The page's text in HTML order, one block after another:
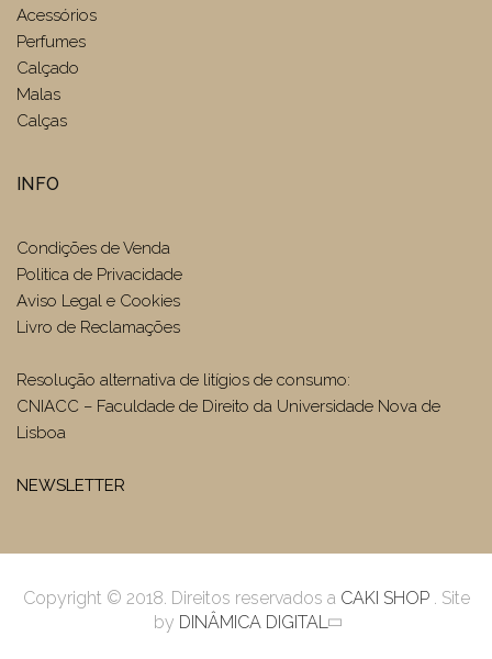
Acessórios
Perfumes
Calçado
Malas
Calças
INFO
Condições de Venda
Politica de Privacidade
Aviso Legal e Cookies
Livro de Reclamações
Resolução alternativa de litígios de consumo:
CNIACC – Faculdade de Direito da Universidade Nova de
Lisboa
NEWSLETTER
Copyright © 2018. Direitos reservados a CAKI SHOP. Site
by DINÂMICA DIGITAL